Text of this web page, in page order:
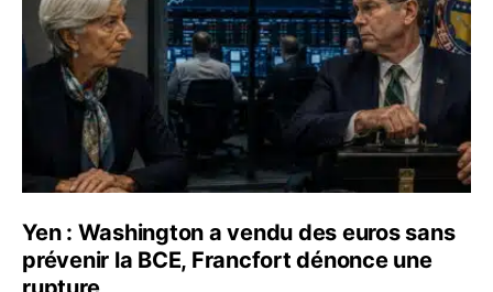
Yen : Washington a vendu des euros sans
prévenir la BCE, Francfort dénonce une